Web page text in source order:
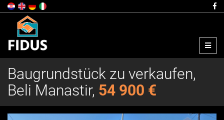
Menu
Baugrundstück zu verkaufen,
Beli Manastir, 54 900 €